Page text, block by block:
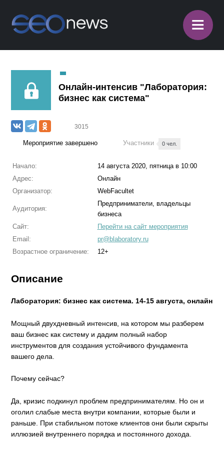
≡
Онлайн-интенсив "Лаборатория:
бизнес как система"
3015
Мероприятие завершено Участники 0 чел.
Начало:
14 августа 2020, пятница в 10:00
Адрес:
Онлайн
Организатор:
WebFacultet
Аудитория:
Предприниматели, владельцы
бизнеса
Сайт:
Перейти на сайт мероприятия
Email:
pr@blaboratory.ru
Возрастное ограничение:
12+
Описание
Лаборатория: бизнес как система. 14-15 августа, онлайн
Мощный двухдневный интенсив, на котором мы разберем
ваш бизнес как систему и дадим полный набор
инструментов для создания устойчивого фундамента
вашего дела.
Почему сейчас?
Да, кризис подкинул проблем предпринимателям. Но он и
оголил слабые места внутри компании, которые были и
раньше. При стабильном потоке клиентов они были скрыты
иллюзией внутреннего порядка и постоянного дохода.